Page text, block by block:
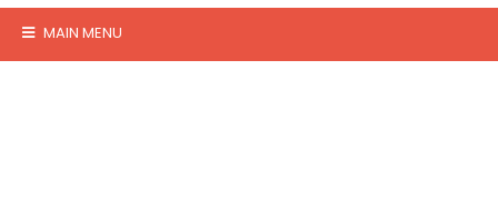
MAIN MENU